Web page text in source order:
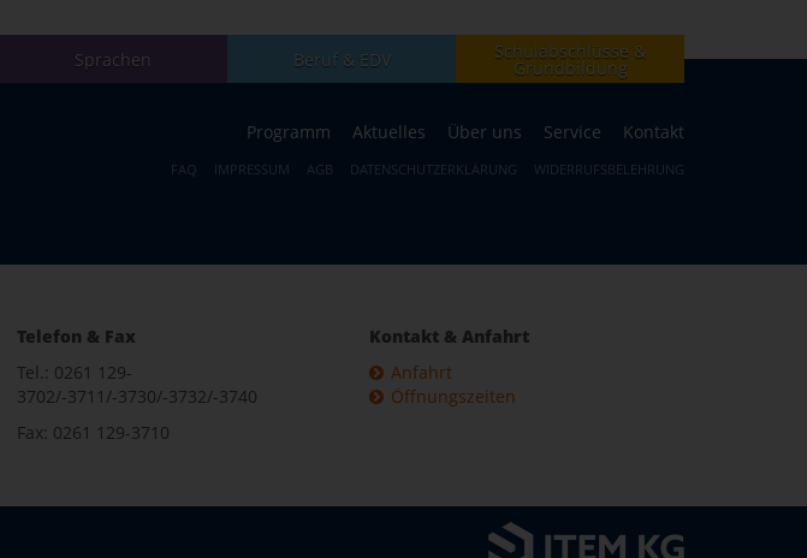
Sprachen Beruf & EDV Schulabschlüsse &
Grundbildung
Programm Aktuelles Über uns Service Kontakt
FAQ IMPRESSUM AGB DATENSCHUTZERKLÄRUNG WIDERRUFSBELEHRUNG
Telefon & Fax
Tel.: 0261 129-
3702/-3711/-3730/-3732/-3740
Fax: 0261 129-3710
Kontakt & Anfahrt
Anfahrt
Öffnungszeiten